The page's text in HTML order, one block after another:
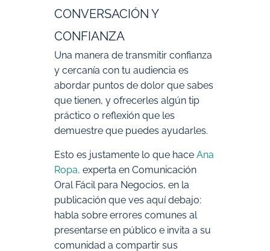
CONVERSACIÓN Y
CONFIANZA
Una manera de transmitir confianza
y cercanía con tu audiencia es
abordar puntos de dolor que sabes
que tienen, y ofrecerles algún tip
práctico o reflexión que les
demuestre que puedes ayudarles.
Esto es justamente lo que hace Ana
Ropa, experta en Comunicación
Oral Fácil para Negocios, en la
publicación que ves aquí debajo:
habla sobre errores comunes al
presentarse en público e invita a su
comunidad a compartir sus